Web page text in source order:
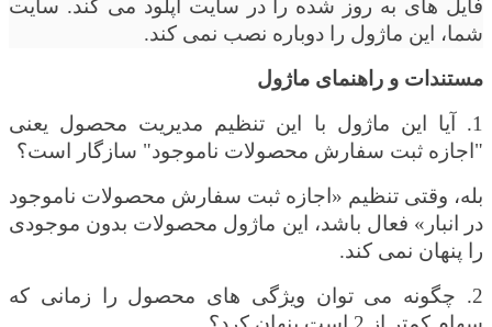
فایل های به روز شده را در سایت آپلود می کند. سایت
شما، این ماژول را دوباره نصب نمی کند.
مستندات و راهنمای ماژول
1. آیا این ماژول با این تنظیم مدیریت محصول یعنی
"اجازه ثبت سفارش محصولات ناموجود" سازگار است؟
بله، وقتی تنظیم «اجازه ثبت سفارش محصولات ناموجود
در انبار» فعال باشد، این ماژول محصولات بدون موجودی
را پنهان نمی کند.
2. چگونه می توان ویژگی های محصول را زمانی که